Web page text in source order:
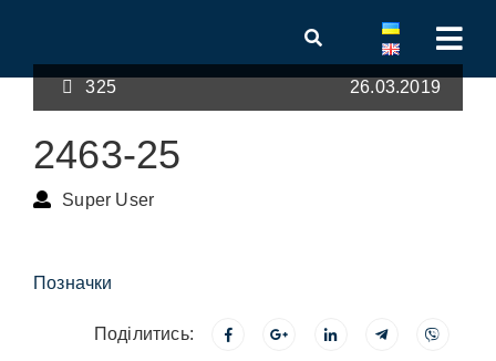
325 26.03.2019
2463-25
Super User
Позначки
Поділитись: